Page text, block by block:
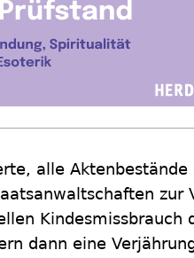
alle Aktenbestände
zur
Kindesmissbrauch
dann eine